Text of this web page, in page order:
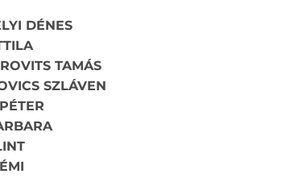
DÉNES
TAMÁS
SZLÁVEN